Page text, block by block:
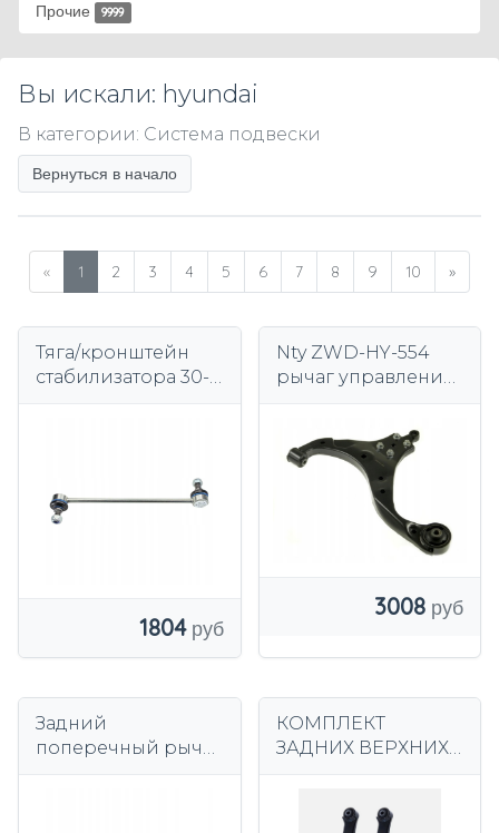
Прочие 9999
Вы искали: hyundai
В категории: Система подвески
Вернуться в начало
« 1 2 3 4 5 6 7 8 9 10 »
Тяга/кронштейн
стабилизатора 30-
1804
Nty ZWD-HY-554
рычаг управления,
3008
Задний
поперечный рычаг
КОМПЛЕКТ
ЗАДНИХ ВЕРХНИХ
I30 2006-2012